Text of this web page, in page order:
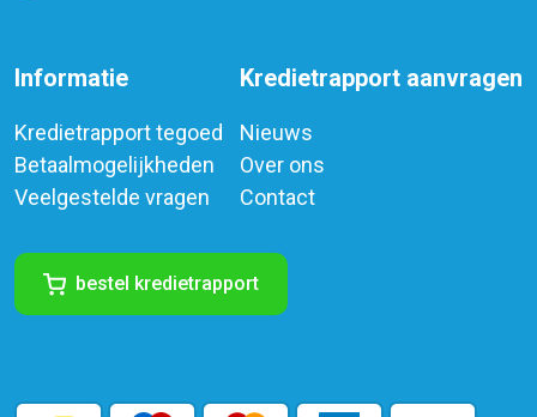
Informatie
Kredietrapport tegoed
Betaalmogelijkheden
Veelgestelde vragen
Kredietrapport aanvragen
Nieuws
Over ons
Contact
bestel kredietrapport